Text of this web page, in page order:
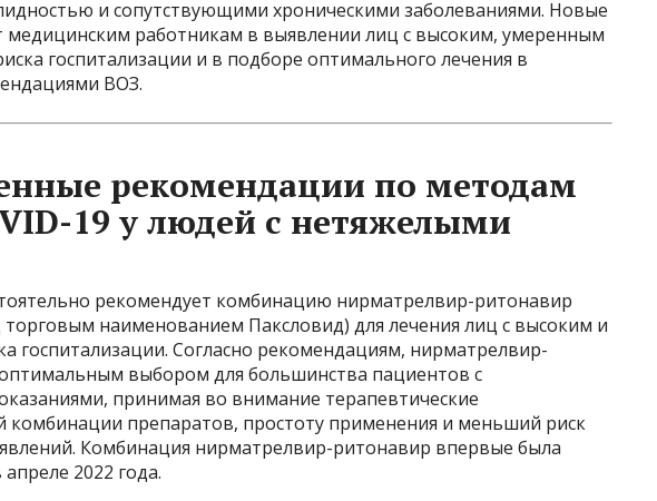
и сопутствующими хроническими заболеваниями. Новые
медицинским работникам в выявлении лиц с высоким, умеренным
госпитализации и в подборе оптимального лечения в
ВОЗ.
рекомендации по методам
19 у людей с нетяжелыми
рекомендует комбинацию нирматрелвир-ритонавир
наименованием Паксловид) для лечения лиц с высоким и
госпитализации. Согласно рекомендациям, нирматрелвир-
выбором для большинства пациентов с
принимая во внимание терапевтические
комбинации препаратов, простоту применения и меньший риск
Комбинация нирматрелвир-ритонавир впервые была
2022 года.